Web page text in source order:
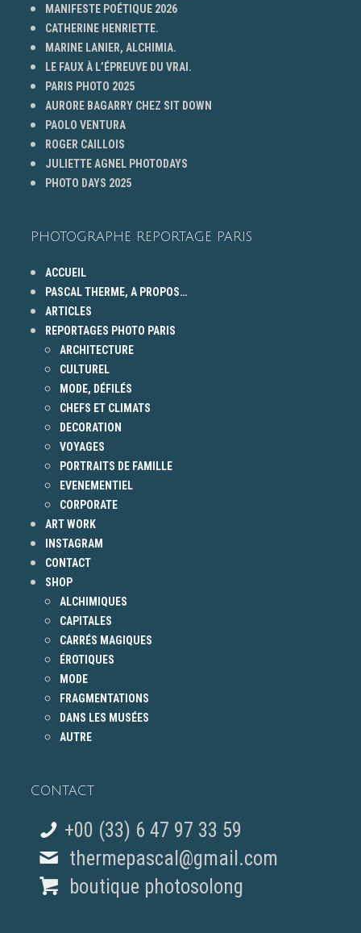
MANIFESTE POÉTIQUE 2026
CATHERINE HENRIETTE.
MARINE LANIER, ALCHIMIA.
LE FAUX À L’ÉPREUVE DU VRAI.
PARIS PHOTO 2025
AURORE BAGARRY CHEZ SIT DOWN
PAOLO VENTURA
ROGER CAILLOIS
JULIETTE AGNEL PHOTODAYS
PHOTO DAYS 2025
PHOTOGRAPHE REPORTAGE PARIS
ACCUEIL
PASCAL THERME, A PROPOS…
ARTICLES
REPORTAGES PHOTO PARIS
ARCHITECTURE
CULTUREL
MODE, DÉFILÉS
CHEFS ET CLIMATS
DECORATION
VOYAGES
PORTRAITS DE FAMILLE
EVENEMENTIEL
CORPORATE
ART WORK
INSTAGRAM
CONTACT
SHOP
ALCHIMIQUES
CAPITALES
CARRÉS MAGIQUES
ÉROTIQUES
MODE
FRAGMENTATIONS
DANS LES MUSÉES
AUTRE
CONTACT
+00 (33) 6 47 97 33 59
thermepascal@gmail.com
boutique photosolong